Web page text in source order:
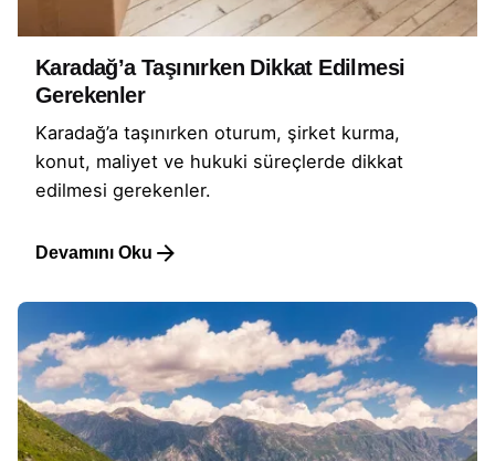
Karadağ’a Taşınırken Dikkat Edilmesi
Gerekenler
Karadağ’a taşınırken oturum, şirket kurma,
konut, maliyet ve hukuki süreçlerde dikkat
edilmesi gerekenler.
Devamını Oku